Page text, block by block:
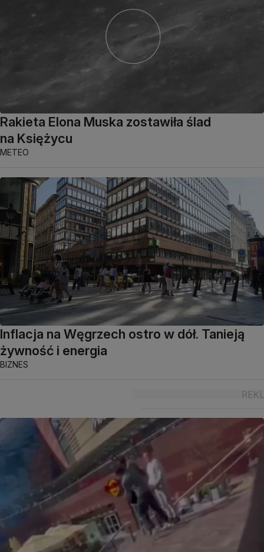
Rakieta Elona Muska zostawiła ślad
na Księżycu
METEO
Inflacja na Węgrzech ostro w dół. Tanieją
żywność i energia
BIZNES